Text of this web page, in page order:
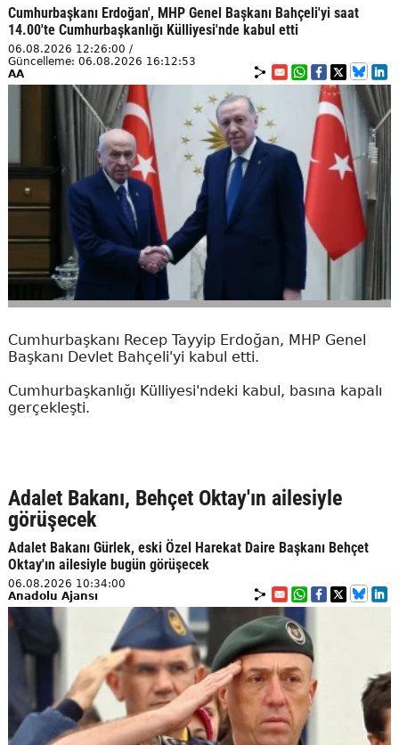
Cumhurbaşkanı Erdoğan', MHP Genel Başkanı Bahçeli'yi saat
14.00'te Cumhurbaşkanlığı Külliyesi'nde kabul etti
06.08.2026 12:26:00 /
Güncelleme: 06.08.2026 16:12:53
AA
Cumhurbaşkanı Recep Tayyip Erdoğan, MHP Genel
Başkanı Devlet Bahçeli'yi kabul etti.
Cumhurbaşkanlığı Külliyesi'ndeki kabul, basına kapalı
gerçekleşti.
Adalet Bakanı, Behçet Oktay'ın ailesiyle
görüşecek
Adalet Bakanı Gürlek, eski Özel Harekat Daire Başkanı Behçet
Oktay'ın ailesiyle bugün görüşecek
06.08.2026 10:34:00
Anadolu Ajansı